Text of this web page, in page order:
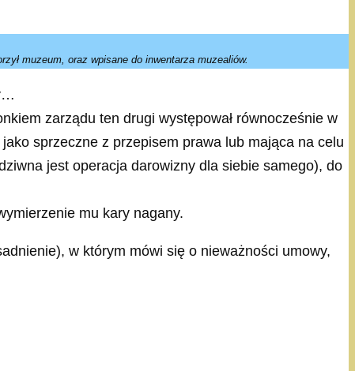
muzeum, oraz wpisane do inwentarza muzealiów.
zarządu ten drugi występował równocześnie w
jako sprzeczne z przepisem prawa lub mająca na celu
jest operacja darowizny dla siebie samego), do
mu kary nagany.
w którym mówi się o nieważności umowy,